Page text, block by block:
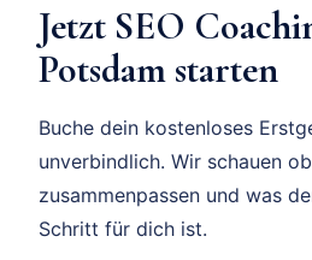
Jetzt SEO
Potsdam starten
Buche dein kostenloses
unverbindlich. Wir schauen
zusammenpassen und was
Schritt für dich ist.